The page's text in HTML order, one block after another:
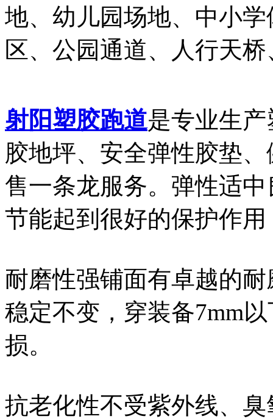
地、幼儿园场地、中小
区、公园通道、人行天
射阳塑胶跑道是专业生
胶地坪、安全弹性胶垫
售一条龙服务。弹性适
节能起到很好的保护作
耐磨性强铺面有卓越的
稳定不变，穿装备7mm
损。
抗老化性不受紫外线、